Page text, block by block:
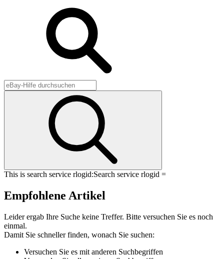
This is search service rlogid:Search service rlogid =
Empfohlene Artikel
Leider ergab Ihre Suche keine Treffer. Bitte versuchen Sie es noch
einmal.
Damit Sie schneller finden, wonach Sie suchen:
Versuchen Sie es mit anderen Suchbegriffen